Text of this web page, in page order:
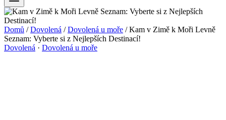
Domů / Dovolená / Dovolená u moře / Kam v Zimě k Moři Levně
Seznam: Vyberte si z Nejlepších Destinací!
Dovolená · Dovolená u moře